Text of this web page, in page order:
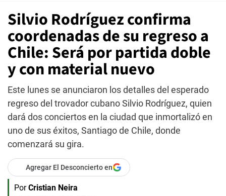
Silvio Rodríguez confirma
coordenadas de su regreso a
Chile: Será por partida doble
y con material nuevo
Este lunes se anunciaron los detalles del esperado
regreso del trovador cubano Silvio Rodríguez, quien
dará dos conciertos en la ciudad que inmortalizó en
uno de sus éxitos, Santiago de Chile, donde
comenzará su gira.
Agregar El Desconcierto en
Por Cristian Neira